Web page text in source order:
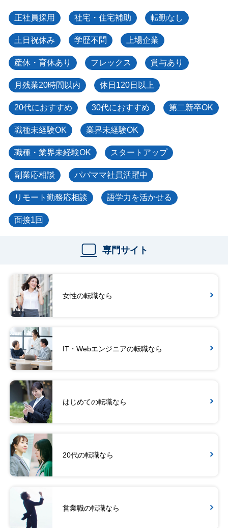
正社員採用 社宅・住宅補助 転勤なし
土日祝休み 学歴不問 上場企業
産休・育休あり フレックス 賞与あり
月残業20時間以内 休日120日以上
20代におすすめ 30代におすすめ 第二新卒OK
職種未経験OK 業界未経験OK
職種・業界未経験OK スタートアップ
副業応相談 パパママ社員活躍中
リモート勤務応相談 語学力を活かせる
面接1回
専門サイト
女性の転職なら
IT・Webエンジニアの転職なら
はじめての転職なら
20代の転職なら
営業職の転職なら